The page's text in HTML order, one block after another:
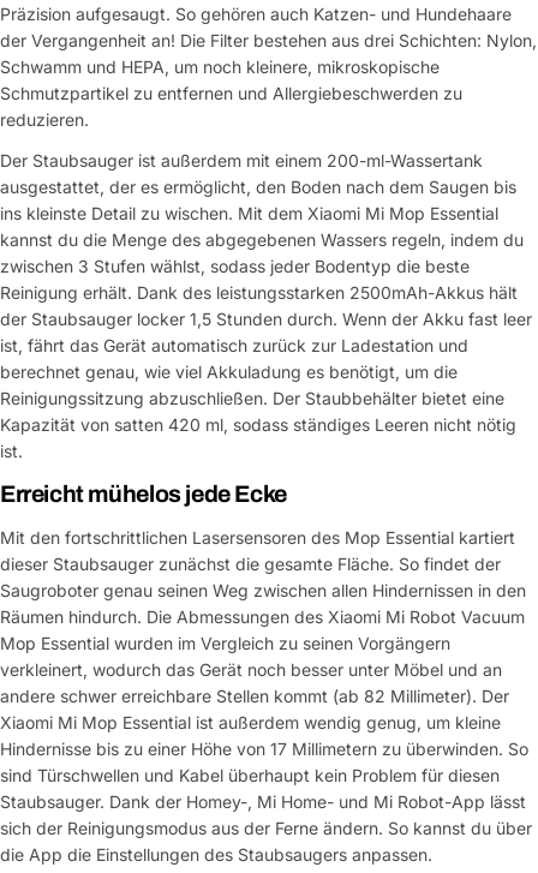
Präzision aufgesaugt. So gehören auch Katzen- und Hundehaare
der Vergangenheit an! Die Filter bestehen aus drei Schichten: Nylon,
Schwamm und HEPA, um noch kleinere, mikroskopische
Schmutzpartikel zu entfernen und Allergiebeschwerden zu
reduzieren.
Der Staubsauger ist außerdem mit einem 200-ml-Wassertank
ausgestattet, der es ermöglicht, den Boden nach dem Saugen bis
ins kleinste Detail zu wischen. Mit dem Xiaomi Mi Mop Essential
kannst du die Menge des abgegebenen Wassers regeln, indem du
zwischen 3 Stufen wählst, sodass jeder Bodentyp die beste
Reinigung erhält. Dank des leistungsstarken 2500mAh-Akkus hält
der Staubsauger locker 1,5 Stunden durch. Wenn der Akku fast leer
ist, fährt das Gerät automatisch zurück zur Ladestation und
berechnet genau, wie viel Akkuladung es benötigt, um die
Reinigungssitzung abzuschließen. Der Staubbehälter bietet eine
Kapazität von satten 420 ml, sodass ständiges Leeren nicht nötig
ist.
Erreicht mühelos jede Ecke
Mit den fortschrittlichen Lasersensoren des Mop Essential kartiert
dieser Staubsauger zunächst die gesamte Fläche. So findet der
Saugroboter genau seinen Weg zwischen allen Hindernissen in den
Räumen hindurch. Die Abmessungen des Xiaomi Mi Robot Vacuum
Mop Essential wurden im Vergleich zu seinen Vorgängern
verkleinert, wodurch das Gerät noch besser unter Möbel und an
andere schwer erreichbare Stellen kommt (ab 82 Millimeter). Der
Xiaomi Mi Mop Essential ist außerdem wendig genug, um kleine
Hindernisse bis zu einer Höhe von 17 Millimetern zu überwinden. So
sind Türschwellen und Kabel überhaupt kein Problem für diesen
Staubsauger. Dank der Homey-, Mi Home- und Mi Robot-App lässt
sich der Reinigungsmodus aus der Ferne ändern. So kannst du über
die App die Einstellungen des Staubsaugers anpassen.
Dieses Produkt teilen
Dein
Name
Deine